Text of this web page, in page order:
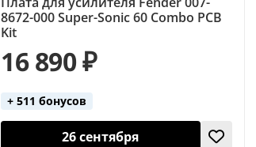
8672-000 Super-Sonic 60 Combo PCB
Kit
16 890 ₽
+ 511 бонусов
26 сентября